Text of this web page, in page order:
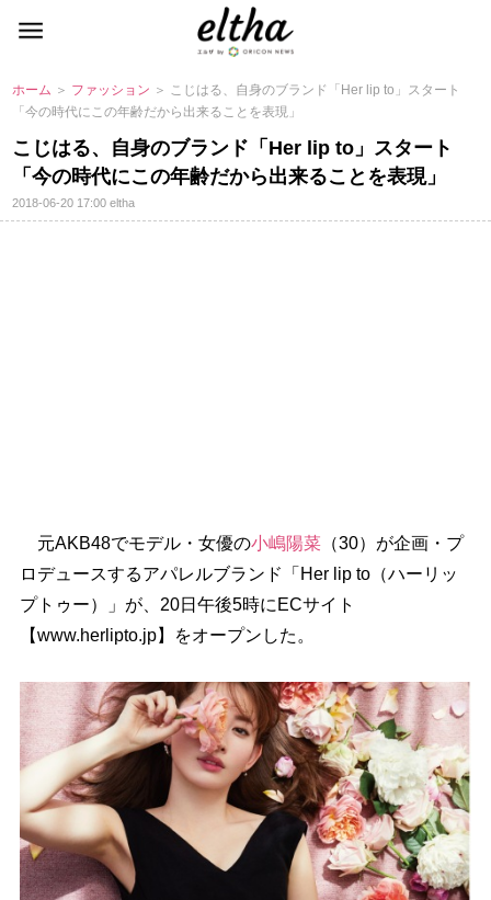
ホーム ＞ ファッション ＞ こじはる、自身のブランド「Her lip to」スタート
「今の時代にこの年齢だから出来ることを表現」
こじはる、自身のブランド「Her lip to」スタート
「今の時代にこの年齢だから出来ることを表現」
2018-06-20 17:00eltha
元AKB48でモデル・女優の小嶋陽菜（30）が企画・プ
ロデュースするアパレルブランド「Her lip to（ハーリッ
プトゥー）」が、20日午後5時にECサイト
【www.herlipto.jp】をオープンした。